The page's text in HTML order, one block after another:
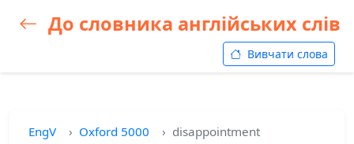
До словника англійських слів
Вивчати слова
EngV Oxford 5000 disappointment